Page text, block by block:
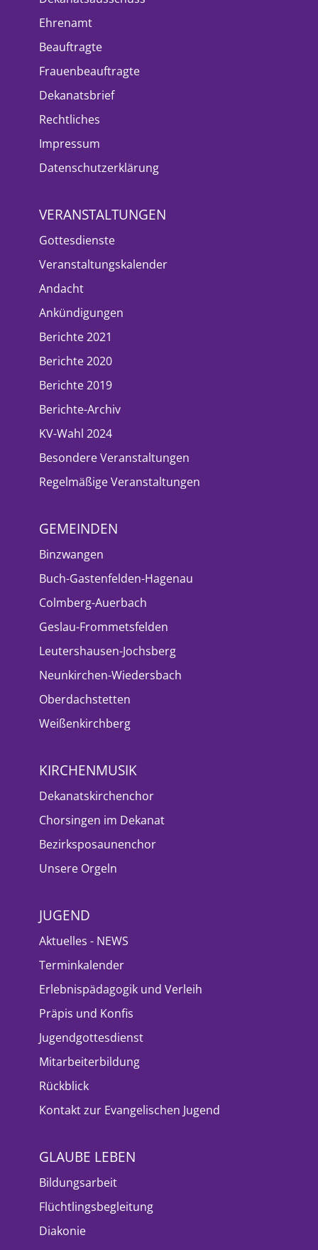
Ehrenamt
Beauftragte
Frauenbeauftragte
Dekanatsbrief
Rechtliches
Impressum
Datenschutzerklärung
VERANSTALTUNGEN
Gottesdienste
Veranstaltungskalender
Andacht
Ankündigungen
Berichte 2021
Berichte 2020
Berichte 2019
Berichte-Archiv
KV-Wahl 2024
Besondere Veranstaltungen
Regelmäßige Veranstaltungen
GEMEINDEN
Binzwangen
Buch-Gastenfelden-Hagenau
Colmberg-Auerbach
Geslau-Frommetsfelden
Leutershausen-Jochsberg
Neunkirchen-Wiedersbach
Oberdachstetten
Weißenkirchberg
KIRCHENMUSIK
Dekanatskirchenchor
Chorsingen im Dekanat
Bezirksposaunenchor
Unsere Orgeln
JUGEND
Aktuelles - NEWS
Terminkalender
Erlebnispädagogik und Verleih
Präpis und Konfis
Jugendgottesdienst
Mitarbeiterbildung
Rückblick
Kontakt zur Evangelischen Jugend
GLAUBE LEBEN
Bildungsarbeit
Flüchtlingsbegleitung
Diakonie